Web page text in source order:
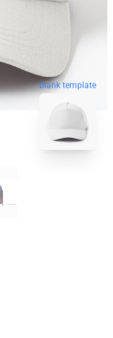
blank template